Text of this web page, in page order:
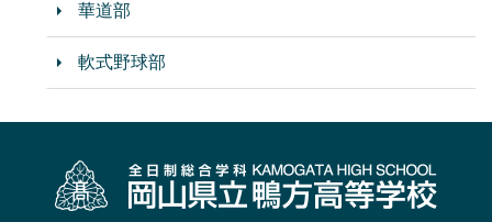
華道部
軟式野球部